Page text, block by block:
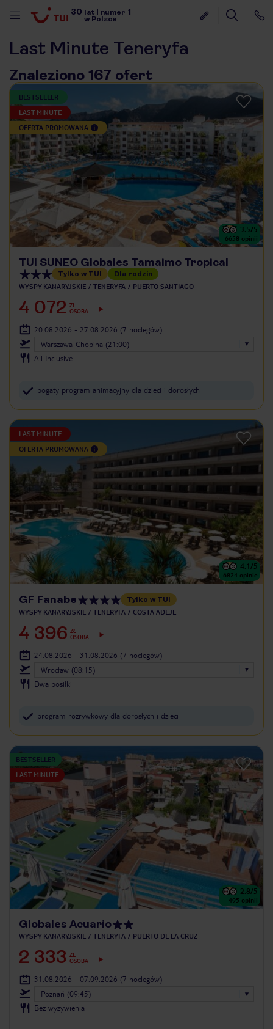
30 lat numer 1
w Polsce
Last Minute Teneryfa
Znaleziono 167 ofert
BESTSELLER
LAST MINUTE
OFERTA PROMOWANA
3.5/5
6658 opinii
TUI SUNEO Globales Tamaimo Tropical
Tylko w TUI Dla rodzin
WYSPY KANARYJSKIE TENERYFA PUERTO SANTIAGO
4 072 ZŁ
OSOBA
20.08.2026 - 27.08.2026 (7 noclegów)
Warszawa-Chopina (21:00)
All Inclusive
bogaty program animacyjny dla dzieci i dorosłych
LAST MINUTE
OFERTA PROMOWANA
4.1/5
6824 opinie
GF Fanabe Tylko w TUI
WYSPY KANARYJSKIE TENERYFA COSTA ADEJE
4 396 ZŁ
OSOBA
24.08.2026 - 31.08.2026 (7 noclegów)
Wrocław (08:15)
Dwa posiłki
program rozrywkowy dla dorosłych i dzieci
BESTSELLER
LAST MINUTE
2.8/5
495 opinii
Globales Acuario
WYSPY KANARYJSKIE TENERYFA PUERTO DE LA CRUZ
2 333 ZŁ
OSOBA
31.08.2026 - 07.09.2026 (7 noclegów)
Poznań (09:45)
Bez wyżywienia